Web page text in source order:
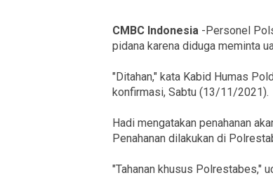
CMBC Indonesia -Personel
pidana karena diduga meminta
"Ditahan," kata Kabid Humas
konfirmasi, Sabtu (13/11/2021).
Hadi mengatakan penahanan
Penahanan dilakukan di
"Tahanan khusus Polrestabes,"